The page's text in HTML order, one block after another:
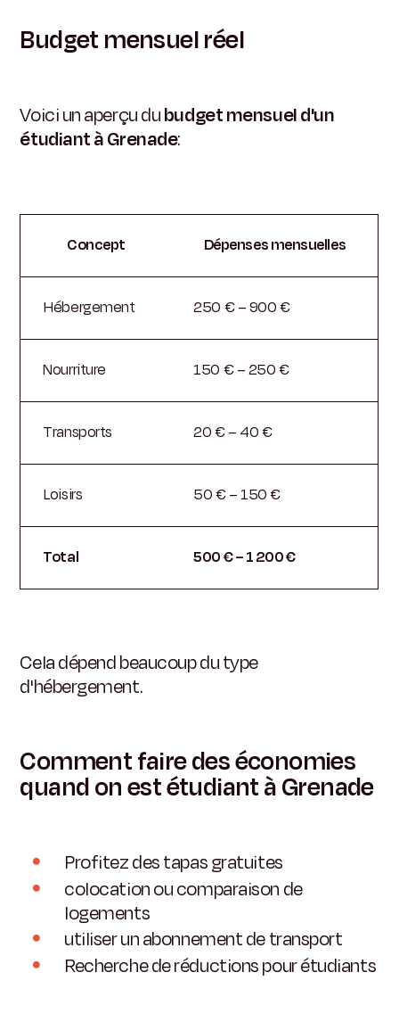
Budget mensuel réel
Voici un aperçu dubudget mensuel d'un
étudiant à Grenade:
Concept Dépenses mensuelles
Hébergement 250 € – 900 €
Nourriture 150 € – 250 €
Transports 20 € – 40 €
Loisirs 50 € – 150 €
Total 500 € – 1 200 €
Cela dépend beaucoup du type
d'hébergement.
Comment faire des économies
quand on est étudiant à Grenade
Profitez des tapas gratuites
colocation ou comparaison de
logements
utiliser un abonnement de transport
Recherche de réductions pour étudiants